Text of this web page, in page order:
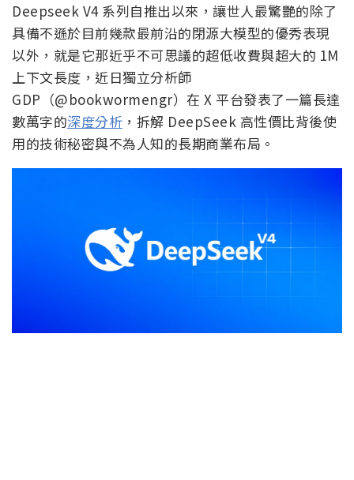
Deepseek V4 系列自推出以來，讓世人最驚艷的除了
具備不遜於目前幾款最前沿的閉源大模型的優秀表現
以外，就是它那近乎不可思議的超低收費與超大的 1M
上下文長度，近日獨立分析師
GDP（@bookwormengr）在 X 平台發表了一篇長達
數萬字的深度分析 ，拆解 DeepSeek 高性價比背後使
用的技術秘密與不為人知的長期商業布局。